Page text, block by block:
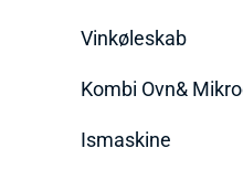
Vinkøleskab
Kombi Ovn&
Ismaskine